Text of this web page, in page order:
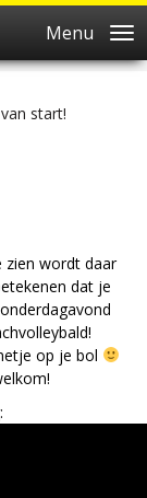
Menu
start!
zien wordt daar
dat je
op je bol